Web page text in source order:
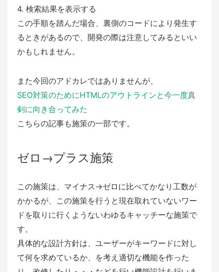
4. 検索結果を表示する
この手順を踏んだ場合、裏側のコードにより発生す
るときがあるので、開発の際は注意してみるといい
かもしれません。
また今回のアドカレではありませんが、
SEO対策のためにHTMLのアウトラインと今一度真
剣に向き合ってみた
こちらの記事も施策の一部です。
ゼロ→プラス施策
この施策は、マイナス→ゼロに比べてかなり工数が
かかるが、この施策を行うと現在取れていないワー
ドを取りに行くようないわゆるキャッチーな施策で
す。
具体的な設計方針は、ユーザーがキーワードに対し
て何を求めているか、を考え適切な機能を作った